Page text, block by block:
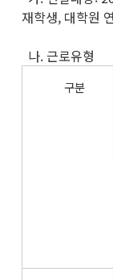
재학생, 대학원
나.
구분